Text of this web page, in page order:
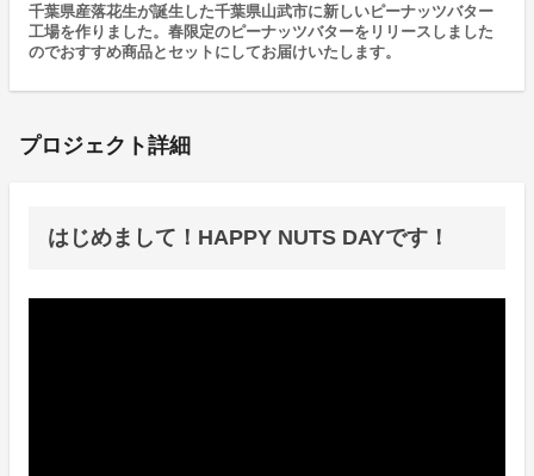
千葉県産落花生が誕生した千葉県山武市に新しいピーナッツバター
工場を作りました。春限定のピーナッツバターをリリースしました
のでおすすめ商品とセットにしてお届けいたします。
プロジェクト詳細
はじめまして！HAPPY NUTS DAYです！